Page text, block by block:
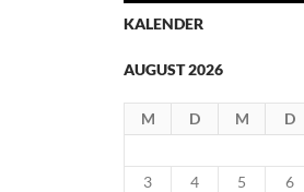
KALENDER
AUGUST 2026
M D M D
3
4 5 6